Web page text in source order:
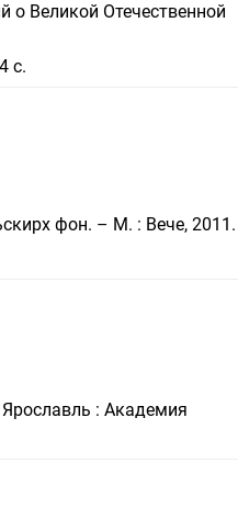
о Великой Отечественной
с.
фон. – М. : Вече, 2011.
: Академия